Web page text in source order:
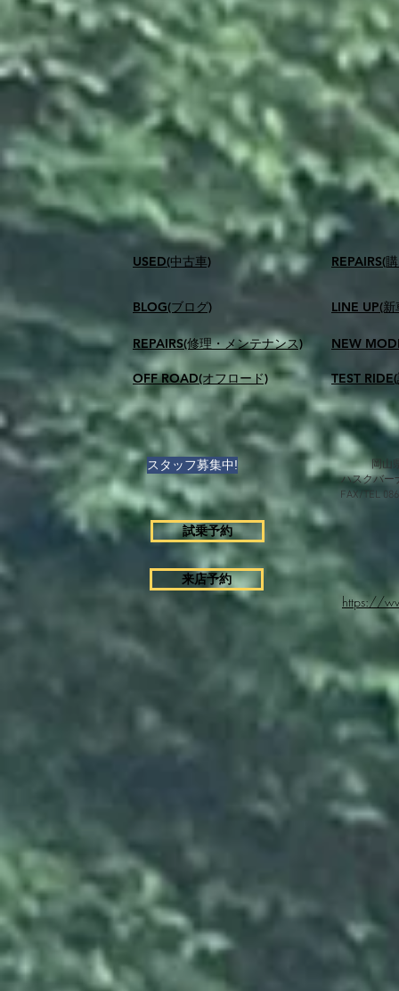
USED(中古車)
BLOG(ブログ)
REPAIRS(修理・メンテナンス)
OFF ROAD(オフロード)
​REPAIRS(
LINE UP(
NEW
TEST
スタッフ募集中!
試乗予約
来店予約
岡山
ハスクバー
FAX/TEL
https://